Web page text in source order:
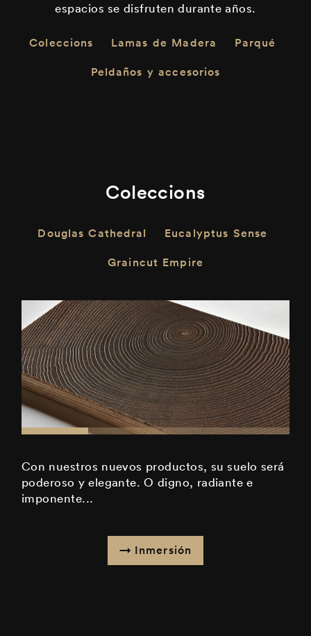
espacios se disfruten durante años.
Coleccions Lamas de Madera
Parqué
Peldaños y accesorios
Coleccions
Douglas Cathedral
Eucalyptus Sense
Graincut Empire
Con nuestros nuevos productos, su suelo será
poderoso y elegante. O digno, radiante e
imponente...
Inmersión